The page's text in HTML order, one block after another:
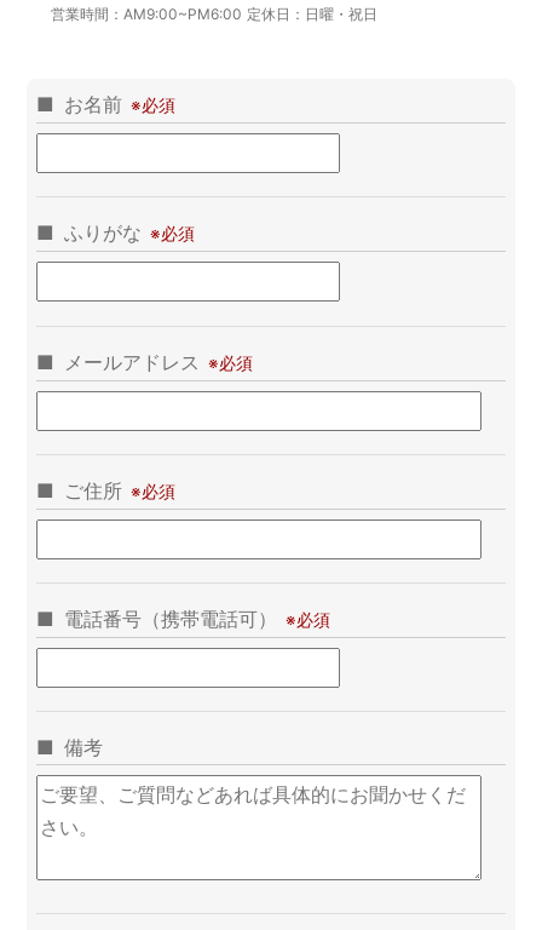
営業時間：AM9:00~PM6:00 定休日： 日曜・祝日
お名前
ふりがな
メールアドレス
ご住所
電話番号（携帯電話可）
備考